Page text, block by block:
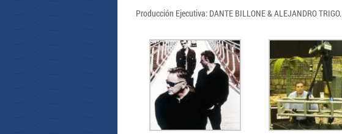
Producción Ejecutiva: DANTE BILLONE & ALEJANDRO TRIGO.